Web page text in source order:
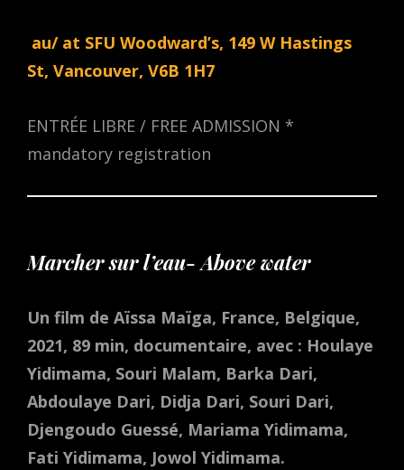
au/ at SFU Woodward’s, 149 W Hastings
St, Vancouver, V6B 1H7
ENTRÉE LIBRE / FREE ADMISSION *
mandatory registration
Marcher sur l’eau- Above water
Un film de Aïssa Maïga, France, Belgique,
2021, 89 min, documentaire, avec : Houlaye
Yidimama, Souri Malam, Barka Dari,
Abdoulaye Dari, Didja Dari, Souri Dari,
Djengoudo Guessé, Mariama Yidimama,
Fati Yidimama, Jowol Yidimama.